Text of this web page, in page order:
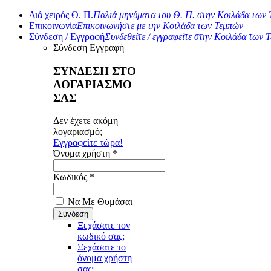
Διά χειρός Θ. Π.Παλιά μηνύματα του Θ. Π. στην Κοιλάδα των
ΕπικοινωνίαΕπικοινωνήστε με την Κοιλάδα των Τεμπών
Σύνδεση / ΕγγραφήΣυνδεθείτε / εγγραφείτε στην Κοιλάδα των
Σύνδεση Εγγραφή
ΣΥΝΔΕΣΗ ΣΤΟ
ΛΟΓΑΡΙΑΣΜΟ
ΣΑΣ
Δεν έχετε ακόμη
λογαριασμό;
Εγγραφείτε τώρα!
Όνομα χρήστη *
Κωδικός *
Να Με Θυμάσαι
Ξεχάσατε τον
κωδικό σας;
Ξεχάσατε το
όνομα χρήστη